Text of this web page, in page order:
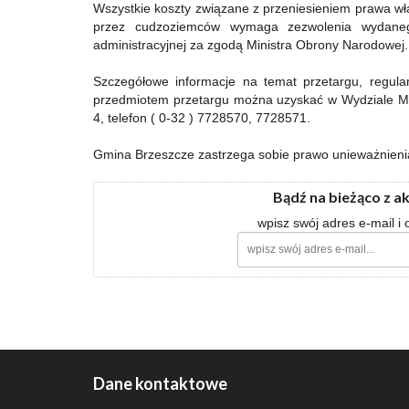
Wszystkie koszty związane z przeniesieniem prawa
przez cudzoziemców wymaga zezwolenia
administracyjnej za zgodą Ministra Obrony Narodowej.
Szczegółowe informacje na temat przetargu,
przedmiotem przetargu można uzyskać w Wydziale
4, telefon ( 0-32 ) 7728570, 7728571.
Gmina Brzeszcze zastrzega sobie prawo
Bądź na bieżąco z
wpisz swój adres e-mail i
Dane kontaktowe